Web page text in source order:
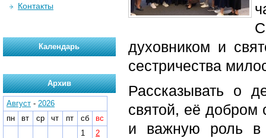
духовником и
сестричества
Рассказывать о
святой, её добром
и важную роль в
Контакты
Календарь
Архив
Август - 2026
пн
вт ср чт пт сб
вс
1
2